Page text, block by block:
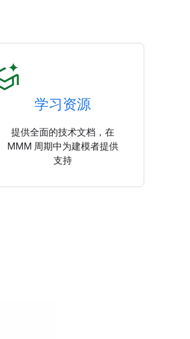
学习资源
提供全面的技术文档，在
MMM 周期中为建模者提供
支持